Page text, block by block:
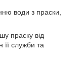
води з праски,
праску від
служби та